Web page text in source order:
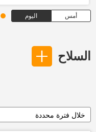
أمس اليوم
السلاح
خلال فترة محددة